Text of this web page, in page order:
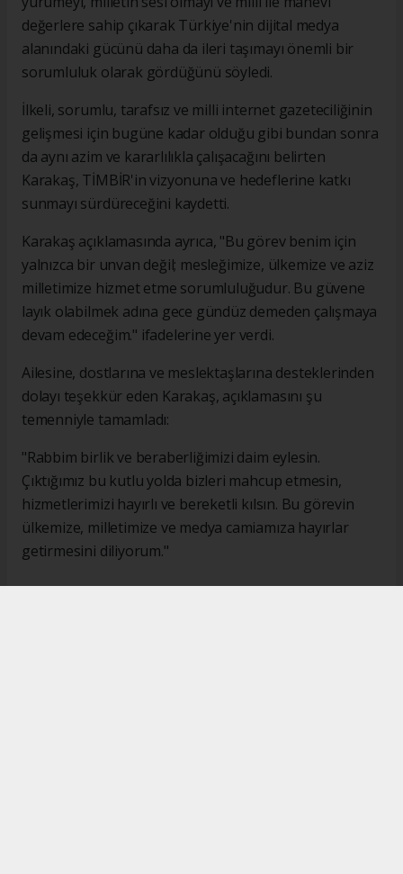
değerlere sahip çıkarak Türkiye'nin dijital medya
alanındaki gücünü daha da ileri taşımayı önemli bir
sorumluluk olarak gördüğünü söyledi.
İlkeli, sorumlu, tarafsız ve milli internet gazeteciliğinin
gelişmesi için bugüne kadar olduğu gibi bundan sonra
da aynı azim ve kararlılıkla çalışacağını belirten
Karakaş, TİMBİR'in vizyonuna ve hedeflerine katkı
sunmayı sürdüreceğini kaydetti.
Karakaş açıklamasında ayrıca, "Bu görev benim için
yalnızca bir unvan değil; mesleğimize, ülkemize ve aziz
milletimize hizmet etme sorumluluğudur. Bu güvene
layık olabilmek adına gece gündüz demeden çalışmaya
devam edeceğim." ifadelerine yer verdi.
Ailesine, dostlarına ve meslektaşlarına desteklerinden
dolayı teşekkür eden Karakaş, açıklamasını şu
temenniyle tamamladı:
"Rabbim birlik ve beraberliğimizi daim eylesin.
Çıktığımız bu kutlu yolda bizleri mahcup etmesin,
hizmetlerimizi hayırlı ve bereketli kılsın. Bu görevin
ülkemize, milletimize ve medya camiamıza hayırlar
getirmesini diliyorum."